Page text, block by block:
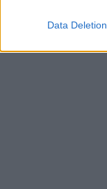
Data Deletion